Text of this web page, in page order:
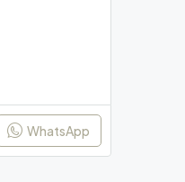
WhatsApp